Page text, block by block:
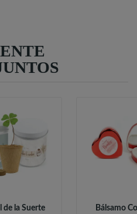
de la Suerte
Bálsamo